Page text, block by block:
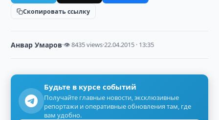
Скопировать ссылку
Анвар Умаров·👁 8435 views·22.04.2015 · 13:35
Будьте в курсе событий
Получайте главные новости, эксклюзивные
репортажи и оперативные обновления там, где
вам удобно.